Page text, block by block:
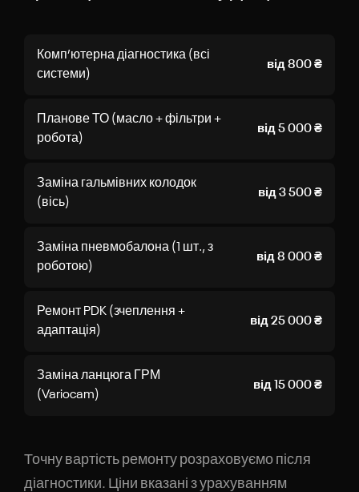
Комп’ютерна діагностика (всі
системи)
від 800 ₴
Планове ТО (масло + фільтри +
робота)
від 5 000 ₴
Заміна гальмівних колодок
(вісь)
від 3 500 ₴
Заміна пневмобалона (1 шт., з
роботою)
від 8 000 ₴
Ремонт PDK (зчеплення +
адаптація)
від 25 000 ₴
Заміна ланцюга ГРМ
(Variocam)
від 15 000 ₴
Точну вартість ремонту розраховуємо після
діагностики. Ціни вказані з урахуванням